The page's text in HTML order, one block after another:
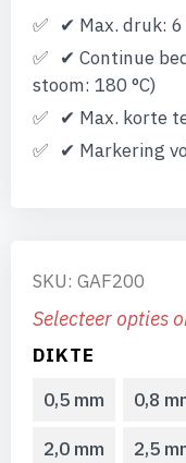
✔ Max. druk: 6
✔ Continue
stoom: 180 °C)
✔ Max. korte
✔ Markering
SKU: GAF200
Selecteer opties
DIKTE
0,5 mm
0,8
2,0 mm 2,5